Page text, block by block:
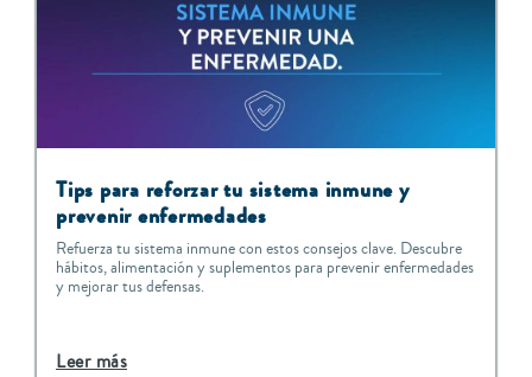
Tips para reforzar tu sistema inmune y
prevenir enfermedades
Refuerza tu sistema inmune con estos consejos clave. Descubre
hábitos, alimentación y suplementos para prevenir enfermedades
y mejorar tus defensas.
Leer más